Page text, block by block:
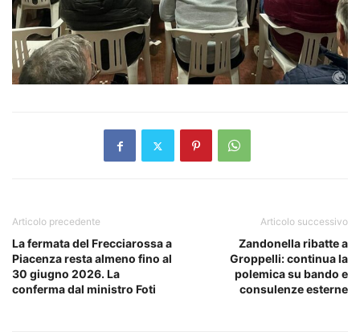
Articolo precedente
La fermata del Frecciarossa a
Piacenza resta almeno fino al
30 giugno 2026. La
conferma dal ministro Foti
Articolo successivo
Zandonella ribatte a
Groppelli: continua la
polemica su bando e
consulenze esterne